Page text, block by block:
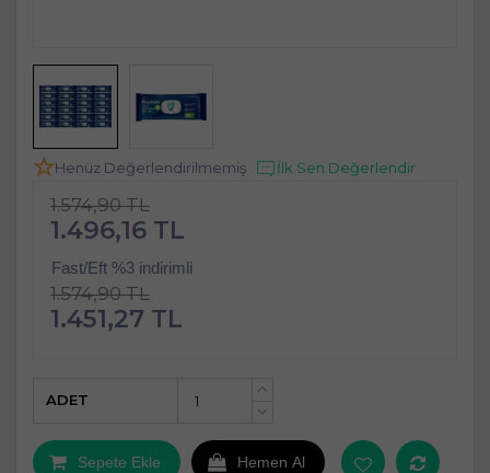
Henüz Değerlendirilmemiş İlk Sen Değerlendir
1.574,90 TL
1.496,16 TL
Fast/Eft %3 indirimli
1.574,90 TL
1.451,27 TL
+
ADET
Sepete Ekle Hemen Al